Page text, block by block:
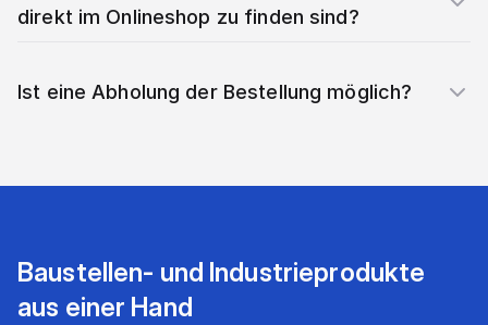
direkt im Onlineshop zu finden sind?
Ist eine Abholung der Bestellung möglich?
Baustellen- und Industrieprodukte
aus einer Hand